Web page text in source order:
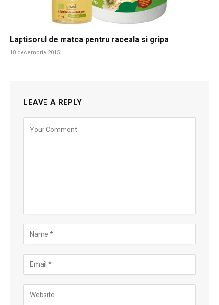
Laptisorul de matca pentru raceala si gripa
18 decembrie 2015
LEAVE A REPLY